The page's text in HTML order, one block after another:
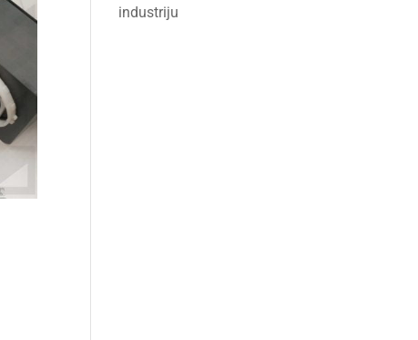
industriju